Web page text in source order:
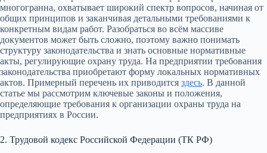
многогранна, охватывает широкий спектр вопросов, начиная от
общих принципов и заканчивая детальными требованиями к
конкретным видам работ. Разобраться во всём массиве
документов может быть сложно, поэтому важно понимать
структуру законодательства и знать основные нормативные
акты, регулирующие охрану труда. На предприятии требования
законодательства приобретают форму локальных нормативных
актов. Примерный перечень их приводится здесь. В данной
статье мы рассмотрим ключевые законы и положения,
определяющие требования к организации охраны труда на
предприятиях в России.
2. Трудовой кодекс Российской Федерации (ТК РФ)